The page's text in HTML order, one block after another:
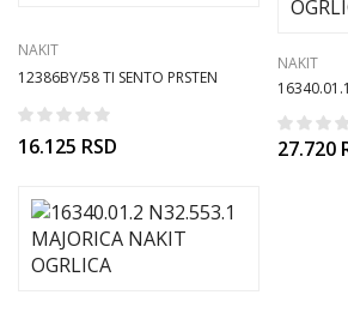
NAKIT
12386BY/58 TI SENTO PRSTEN
16.125 RSD
NAKIT
NAKIT
27.720